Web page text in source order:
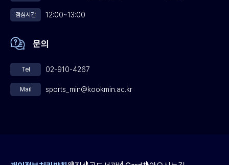
점심시간 12:00~13:00
문의
Tel 02-910-4267
Mail sports_min@kookmin.ac.kr